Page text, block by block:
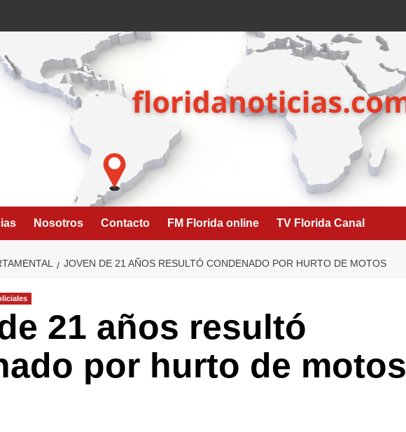
Nosotros Contacto FM Florida online TV Florida Canal
JOVEN DE 21 AÑOS RESULTÓ CONDENADO POR HURTO DE MOTOS
21 años resultó
por hurto de motos